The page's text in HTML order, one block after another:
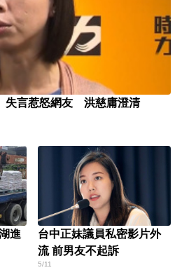
失言惹怒網友 洪慈庸澄清
進
台中正妹議員私密影片外
流 前男友不起訴
5/11